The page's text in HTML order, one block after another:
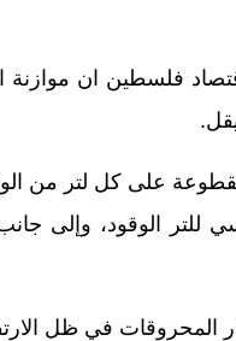
فلسطين ان موازنة
على كل لتر من
في ظل